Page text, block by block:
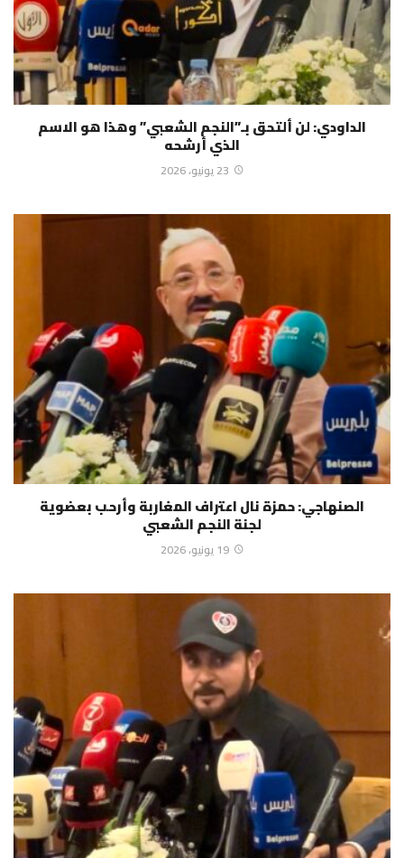
الداودي: لن ألتحق بـ”النجم الشعبي” وهذا هو الاسم
الذي أرشحه
23 يونيو، 2026
الصنهاجي: حمزة نال اعتراف المغاربة وأرحب بعضوية
لجنة النجم الشعبي
19 يونيو، 2026